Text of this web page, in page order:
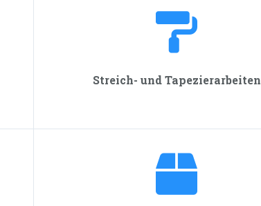
Streich- und Tapezier­arbeiten